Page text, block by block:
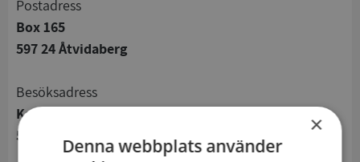
Postadress
Box 165
597 24 Åtvidaberg
Besöksadress
Kammarbovägen 1
597 31 Åtvidaberg
×
Denna webbplats använder